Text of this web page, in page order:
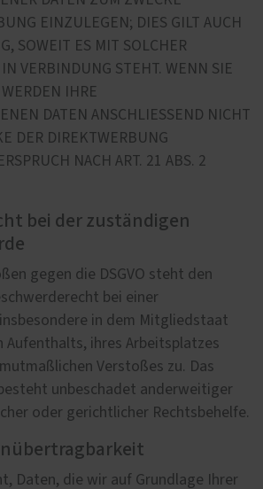
EINZULEGEN; DIES GILT AUCH
SOWEIT ES MIT SOLCHER
VERBINDUNG STEHT. WENN SIE
IHRE
DATEN ANSCHLIESSEND NICHT
DER DIREKTWERBUNG
NACH ART. 21 ABS. 2
bei der zuständigen
gegen die DSGVO steht den
bei einer
in dem Mitgliedstaat
Aufenthalts, ihres Arbeitsplatzes
Verstoßes zu. Das
unbeschadet anderweitiger
oder gerichtlicher Rechtsbehelfe.
Daten, die wir auf Grundlage Ihrer